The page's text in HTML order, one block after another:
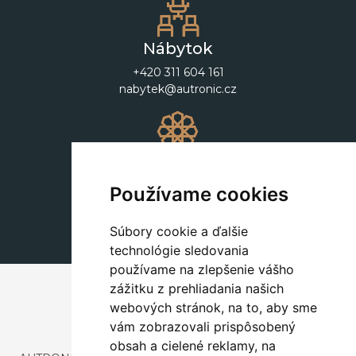
Používame cookies
Súbory cookie a ďalšie
technológie sledovania
používame na zlepšenie vášho
zážitku z prehliadania našich
webových stránok, na to, aby sme
vám zobrazovali prispôsobený
obsah a cielené reklamy, na
Nábytok
+420 311 604 161
nabytek@autronic.cz
+420 311 604 182
dekorace@autronic.cz